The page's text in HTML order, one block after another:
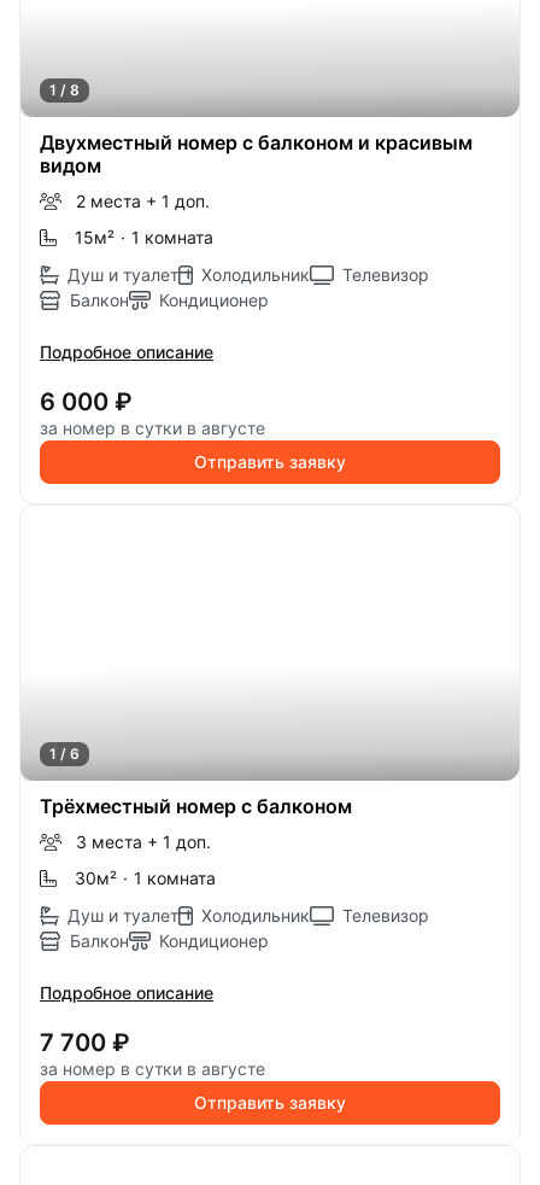
1 / 8
Двухместный номер с балконом и красивым
видом
2 места + 1 доп.
15м² · 1 комната
Душ и туалет
Холодильник
Телевизор
Балкон
Кондиционер
Подробное описание
6 000 ₽
за номер в сутки в августе
Отправить заявку
1 / 6
Трёхместный номер с балконом
3 места + 1 доп.
30м² · 1 комната
Душ и туалет
Холодильник
Телевизор
Балкон
Кондиционер
Подробное описание
7 700 ₽
за номер в сутки в августе
Отправить заявку